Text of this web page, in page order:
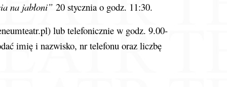
na jabłoni”20 stycznia o godz. 11:30.
) lub telefonicznie w godz. 9.00-
imię i nazwisko, nr telefonu oraz liczbę